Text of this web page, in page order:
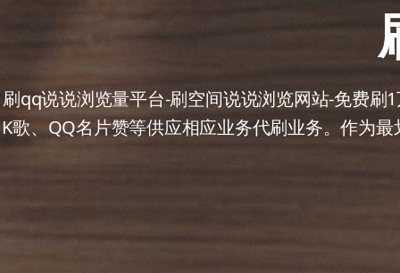
刷qq说说浏览量平台-刷空间说说浏览网站-免费
K歌、QQ名片赞等供应相应业务代刷业务。作为